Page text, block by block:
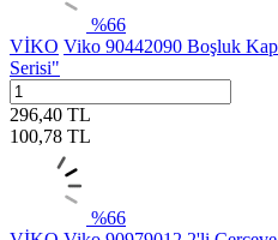
%66
VİKO Viko 90442090 Boşluk
Serisi"
296,40 TL
100,78 TL
%66